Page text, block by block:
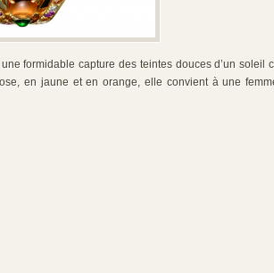
formidable capture des teintes douces d’un soleil
en jaune et en orange, elle convient à une